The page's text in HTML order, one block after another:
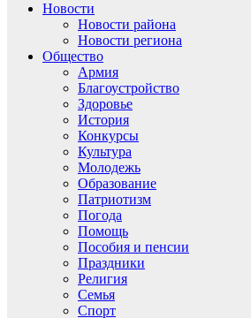
Новости
Новости района
Новости региона
Общество
Армия
Благоустройство
Здоровье
История
Конкурсы
Культура
Молодежь
Образование
Патриотизм
Погода
Помощь
Пособия и пенсии
Праздники
Религия
Семья
Спорт